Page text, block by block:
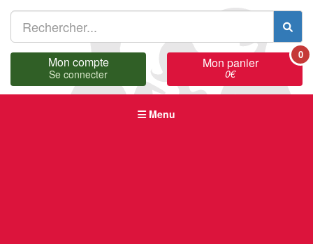
Mon compte
Se connecter
Mon panier
0€
0
Menu